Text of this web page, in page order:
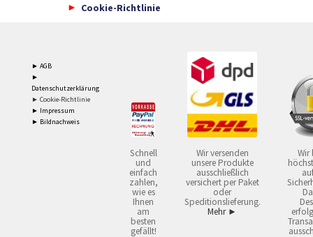
Cookie-Richtlinie
► AGB
►
Datenschutzerklärung
► Cookie-Richtlinie
► Impressum
► Bildnachweis
Schnell
und
einfach
zahlen,
wie es
Ihnen
am
besten
gefällt!
Wir versenden
unsere Produkte
ausschließlich
versichert per Paket
oder
Speditionslieferung.
Mehr ►
Wir